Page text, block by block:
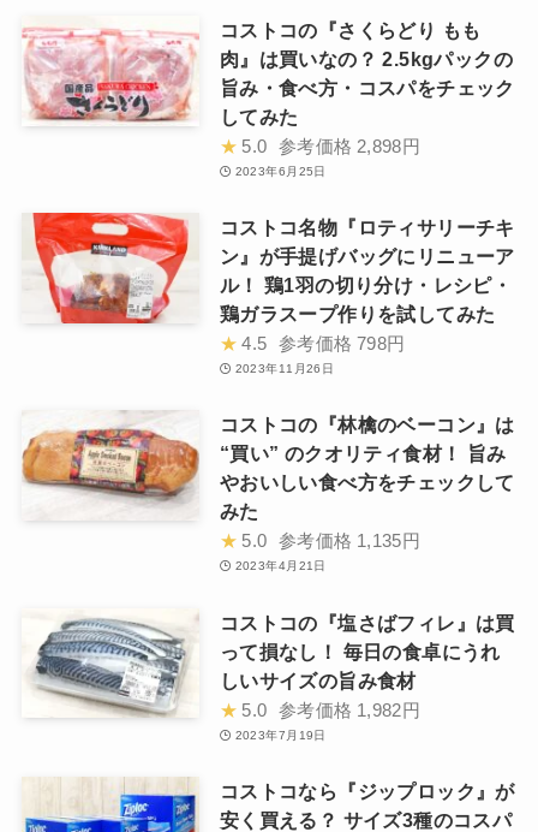
コストコの『さくらどり もも
肉』は買いなの？ 2.5kgパックの
旨み・食べ方・コスパをチェック
してみた
★ 5.0 参考価格 2,898円
2023年6月25日
コストコ名物『ロティサリーチキ
ン』が手提げバッグにリニューア
ル！ 鶏1羽の切り分け・レシピ・
鶏ガラスープ作りを試してみた
★ 4.5 参考価格 798円
2023年11月26日
コストコの『林檎のベーコン』は
“買い” のクオリティ食材！ 旨み
やおいしい食べ方をチェックして
みた
★ 5.0 参考価格 1,135円
2023年4月21日
コストコの『塩さばフィレ』は買
って損なし！ 毎日の食卓にうれ
しいサイズの旨み食材
★ 5.0 参考価格 1,982円
2023年7月19日
コストコなら『ジップロック』が
安く買える？ サイズ3種のコスパ